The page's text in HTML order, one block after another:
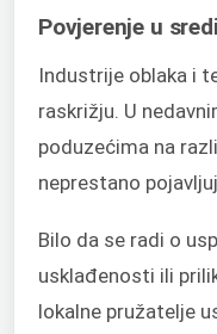
Povjerenje u
Industrije oblaka i
raskrižju. U
poduzećima na
neprestano
Bilo da se radi o
usklađenosti ili
lokalne pružatelje